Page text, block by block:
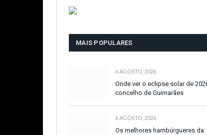
MAIS POPULARES
6 AGOSTO, 2026
Onde ver o eclipse solar de
concelho de Guimarães
6 AGOSTO, 2026
Os melhores hambúrgueres da